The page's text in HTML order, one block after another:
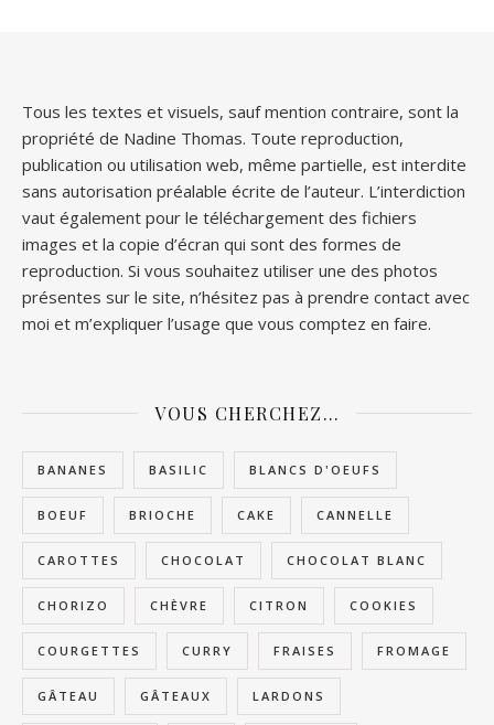
Tous les textes et visuels, sauf mention contraire, sont la
propriété de Nadine Thomas. Toute reproduction,
publication ou utilisation web, même partielle, est interdite
sans autorisation préalable écrite de l’auteur. L’interdiction
vaut également pour le téléchargement des fichiers
images et la copie d’écran qui sont des formes de
reproduction. Si vous souhaitez utiliser une des photos
présentes sur le site, n’hésitez pas à prendre contact avec
moi et m’expliquer l’usage que vous comptez en faire.
VOUS CHERCHEZ…
BANANES BASILIC BLANCS D'OEUFS
BOEUF BRIOCHE CAKE CANNELLE
CAROTTES CHOCOLAT CHOCOLAT BLANC
CHORIZO CHÈVRE CITRON COOKIES
COURGETTES CURRY FRAISES FROMAGE
GÂTEAU GÂTEAUX LARDONS